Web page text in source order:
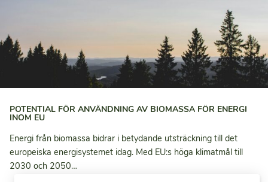
POTENTIAL FÖR ANVÄNDNING AV BIOMASSA FÖR ENERGI
INOM EU
Energi från biomassa bidrar i betydande utsträckning till det
europeiska energisystemet idag. Med EU:s höga klimatmål till
2030 och 2050…